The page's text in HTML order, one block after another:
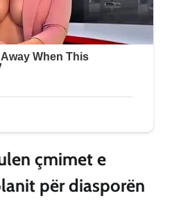
çmimet e
për diasporën